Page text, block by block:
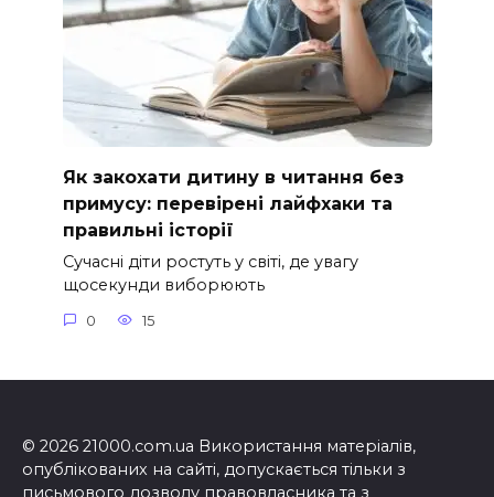
Як закохати дитину в читання без
примусу: перевірені лайфхаки та
правильні історії
Сучасні діти ростуть у світі, де увагу
щосекунди виборюють
0 15
© 2026 21000.com.ua Використання матеріалів,
опублікованих на сайті, допускається тільки з
письмового дозволу правовласника та з